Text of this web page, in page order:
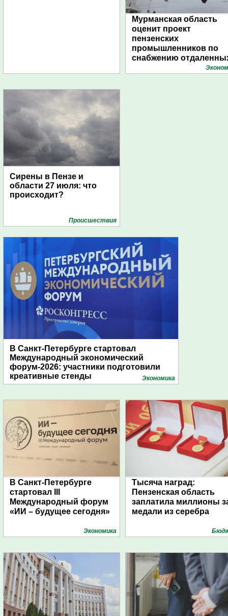
Мурманская область
оценит проект
пензенских
промышленников по
снабжению
поселений с помощью
Сирены в Пензе и
области 27 июля: что
происходит?
Проиcшествия
В Санкт-Петербурге стартовал
Международный экономический
форум-2026: участники подготовили
креативные стенды
Экономика
В Санкт-Петербурге
стартовал III
Международный форум
«ИИ – будущее сегодня»
Экономика
Тысяча наград:
Пензенская область
заплатила миллионы
медали из серебра